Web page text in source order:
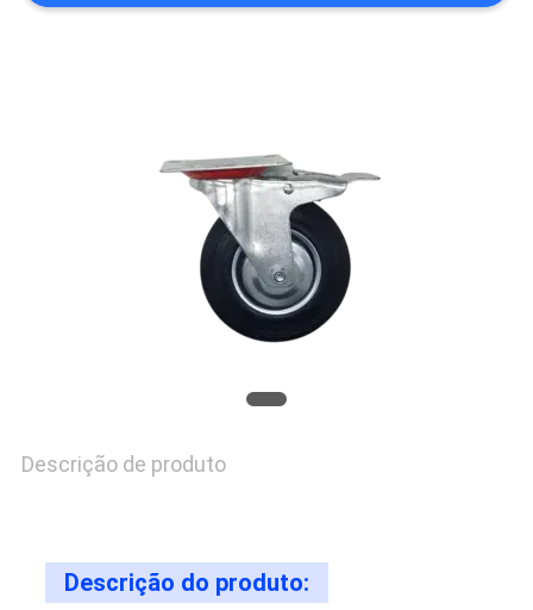
QUALIDADE
MAPA
Descrição de produto
Descrição do produto: